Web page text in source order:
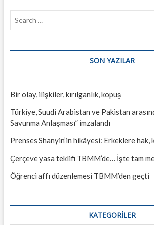
SON YAZILAR
Bir olay, ilişkiler, kırılganlık, kopuş
Türkiye, Suudi Arabistan ve Pakistan
Savunma Anlaşması” imzalandı
Prenses Shanyin’in hikâyesi: Erkeklere hak,
Çerçeve yasa teklifi TBMM’de… İşte tam
Öğrenci affı düzenlemesi TBMM’den geçti
KATEGORILER